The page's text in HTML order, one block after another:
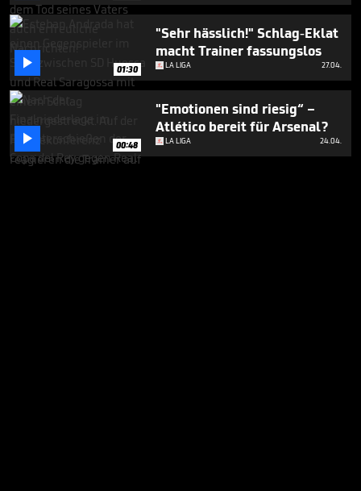
 01:30
"Sehr hässlich!" Schlag-Eklat
macht Trainer fassungslos
LA LIGA 27.04.
 00:48
"Emotionen sind riesig“ –
Atlético bereit für Arsenal?
LA LIGA 24.04.